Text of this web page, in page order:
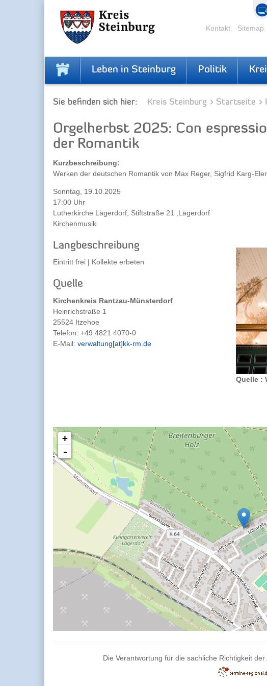
Kontakt Sitemap
Leben in Steinburg Politik
Sie befinden sich hier: Kreis Steinburg Startseite
Orgelherbst 2025: Con
der Romantik
Kurzbeschreibung:
Werken der deutschen Romantik von Max Reger, Sigfrid Karg-
Sonntag, 19.10.2025
17:00 Uhr
Lutherkirche Lägerdorf, Stiftstraße 21 ,Lägerdorf
Kirchenmusik
Quelle :
Langbeschreibung
Eintritt frei | Kollekte erbeten
Quelle
Kirchenkreis Rantzau-Münsterdorf
Heinrichstraße 1
25524 Itzehoe
Telefon: +49 4821 4070-0
E-Mail: verwaltung[at]kk-rm.de
+
-
Die Verantwortung für die sachliche Richtigkeit